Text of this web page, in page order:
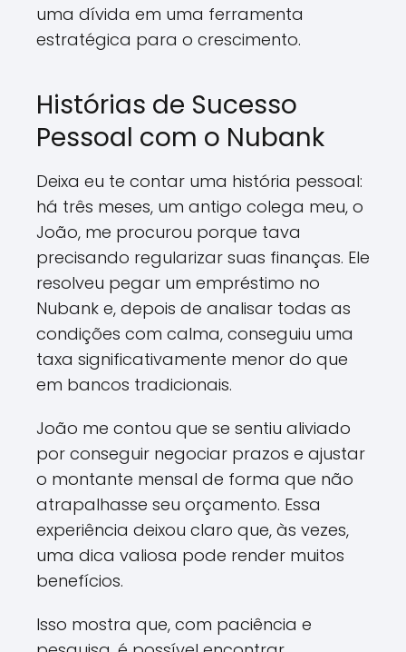
uma dívida em uma ferramenta
estratégica para o crescimento.
Histórias de Sucesso
Pessoal com o Nubank
Deixa eu te contar uma história pessoal:
há três meses, um antigo colega meu, o
João, me procurou porque tava
precisando regularizar suas finanças. Ele
resolveu pegar um empréstimo no
Nubank e, depois de analisar todas as
condições com calma, conseguiu uma
taxa significativamente menor do que
em bancos tradicionais.
João me contou que se sentiu aliviado
por conseguir negociar prazos e ajustar
o montante mensal de forma que não
atrapalhasse seu orçamento. Essa
experiência deixou claro que, às vezes,
uma dica valiosa pode render muitos
benefícios.
Isso mostra que, com paciência e